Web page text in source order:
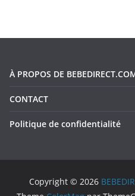
À PROPOS DE
CONTACT
Politique de confidentialité
Copyright © 2026